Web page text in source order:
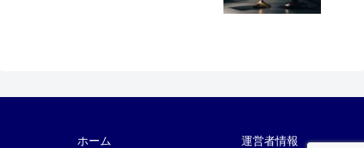
ホーム 運営者情報